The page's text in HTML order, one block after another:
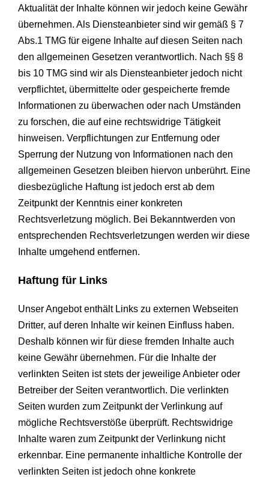
Aktualität der Inhalte können wir jedoch keine Gewähr
übernehmen. Als Diensteanbieter sind wir gemäß § 7
Abs.1 TMG für eigene Inhalte auf diesen Seiten nach
den allgemeinen Gesetzen verantwortlich. Nach §§ 8
bis 10 TMG sind wir als Diensteanbieter jedoch nicht
verpflichtet, übermittelte oder gespeicherte fremde
Informationen zu überwachen oder nach Umständen
zu forschen, die auf eine rechtswidrige Tätigkeit
hinweisen. Verpflichtungen zur Entfernung oder
Sperrung der Nutzung von Informationen nach den
allgemeinen Gesetzen bleiben hiervon unberührt. Eine
diesbezügliche Haftung ist jedoch erst ab dem
Zeitpunkt der Kenntnis einer konkreten
Rechtsverletzung möglich. Bei Bekanntwerden von
entsprechenden Rechtsverletzungen werden wir diese
Inhalte umgehend entfernen.
Haftung für Links
Unser Angebot enthält Links zu externen Webseiten
Dritter, auf deren Inhalte wir keinen Einfluss haben.
Deshalb können wir für diese fremden Inhalte auch
keine Gewähr übernehmen. Für die Inhalte der
verlinkten Seiten ist stets der jeweilige Anbieter oder
Betreiber der Seiten verantwortlich. Die verlinkten
Seiten wurden zum Zeitpunkt der Verlinkung auf
mögliche Rechtsverstöße überprüft. Rechtswidrige
Inhalte waren zum Zeitpunkt der Verlinkung nicht
erkennbar. Eine permanente inhaltliche Kontrolle der
verlinkten Seiten ist jedoch ohne konkrete